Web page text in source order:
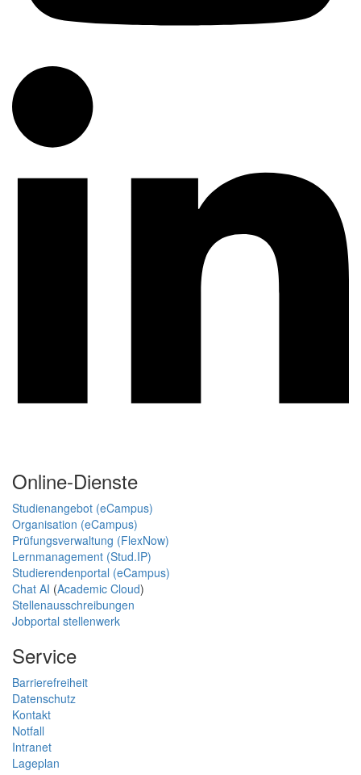
Online-Dienste
Studienangebot (eCampus)
Organisation (eCampus)
Prüfungsverwaltung (FlexNow)
Lernmanagement (Stud.IP)
Studierendenportal (eCampus)
Chat AI (Academic Cloud)
Stellenausschreibungen
Jobportal stellenwerk
Service
Barrierefreiheit
Datenschutz
Kontakt
Notfall
Intranet
Lageplan